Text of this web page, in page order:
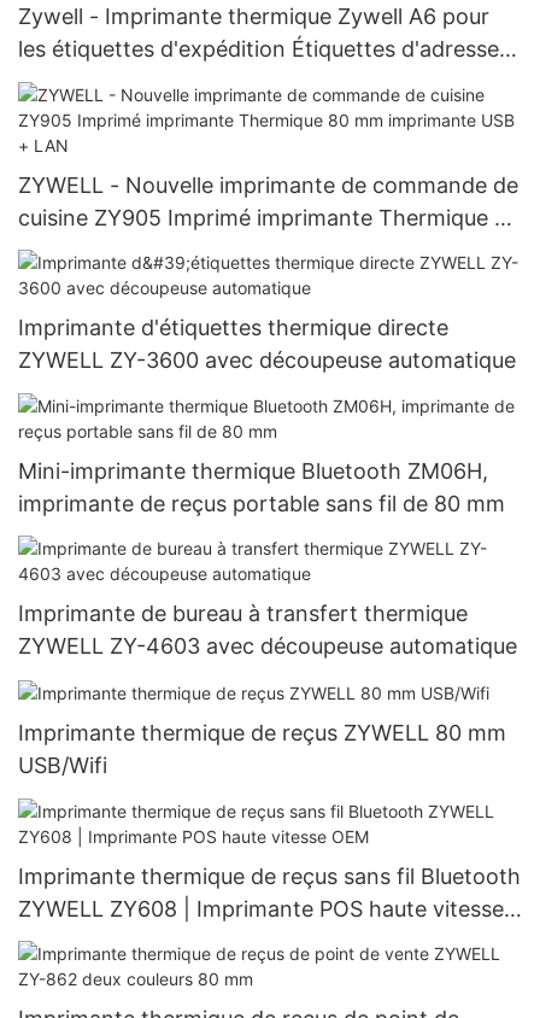
Zywell - Imprimante thermique Zywell A6 pour
les étiquettes d'expédition Étiquettes d'adresse
ZY910 Bluetooth Barcode Sticker Imprimante
USB + BT
ZYWELL - Nouvelle imprimante de commande de
cuisine ZY905 Imprimé imprimante Thermique 80
mm imprimante USB + LAN
Imprimante d'étiquettes thermique directe
ZYWELL ZY-3600 avec découpeuse automatique
Mini-imprimante thermique Bluetooth ZM06H,
imprimante de reçus portable sans fil de 80 mm
Imprimante de bureau à transfert thermique
ZYWELL ZY-4603 avec découpeuse automatique
Imprimante thermique de reçus ZYWELL 80 mm
USB/Wifi
Imprimante thermique de reçus sans fil Bluetooth
ZYWELL ZY608 | Imprimante POS haute vitesse
OEM